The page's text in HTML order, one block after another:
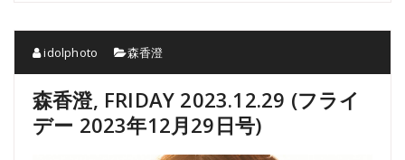
idolphoto 森香澄
森香澄, FRIDAY 2023.12.29 (フライ
デー 2023年12月29日号)